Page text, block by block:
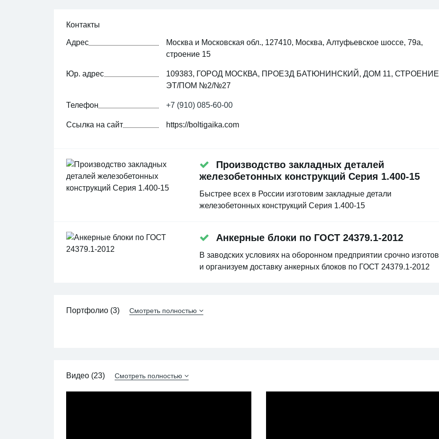
Контакты
Адрес
Москва и Московская обл., 127410, Москва, Алтуфьевское шоссе, 79а,
строение 15
Юр. адрес
109383, ГОРОД МОСКВА, ПРОЕЗД БАТЮНИНСКИЙ, ДОМ 11, СТРОЕНИЕ
ЭТ/ПОМ №2/№27
Телефон +7 (910) 085-60-00
Ссылка на сайт https://boltigaika.com
Производство закладных деталей
железобетонных конструкций Серия 1.400-15
Быстрее всех в России изготовим закладные детали
железобетонных конструкций Серия 1.400-15
Анкерные блоки по ГОСТ 24379.1-2012
В заводских условиях на оборонном предприятии срочно
и организуем доставку анкерных блоков по ГОСТ 24379.1-2012
Портфолио (3) Смотреть полностью
Видео (23) Смотреть полностью